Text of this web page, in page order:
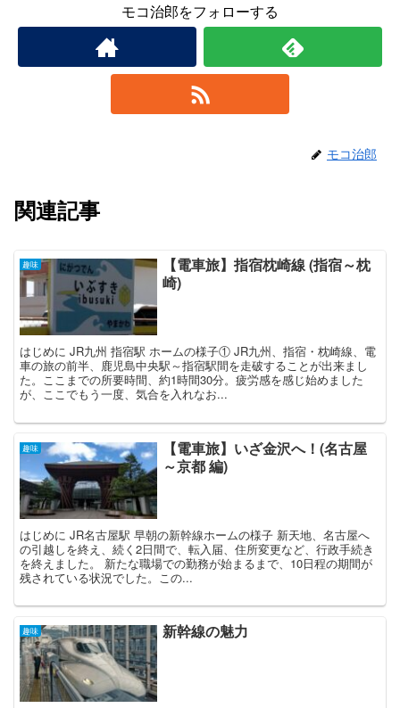
モコ治郎をフォローする
モコ治郎
関連記事
趣味
【電車旅】指宿枕崎線 (指宿～枕
崎)
はじめに JR九州 指宿駅 ホームの様子① JR九州、指宿・枕崎線、電
車の旅の前半、鹿児島中央駅～指宿駅間を走破することが出来まし
た。ここまでの所要時間、約1時間30分。疲労感を感じ始めました
が、ここでもう一度、気合を入れなお...
趣味
【電車旅】いざ金沢へ！(名古屋
～京都 編)
はじめに JR名古屋駅 早朝の新幹線ホームの様子 新天地、名古屋へ
の引越しを終え、続く2日間で、転入届、住所変更など、行政手続き
を終えました。 新たな職場での勤務が始まるまで、10日程の期間が
残されている状況でした。この...
趣味 新幹線の魅力